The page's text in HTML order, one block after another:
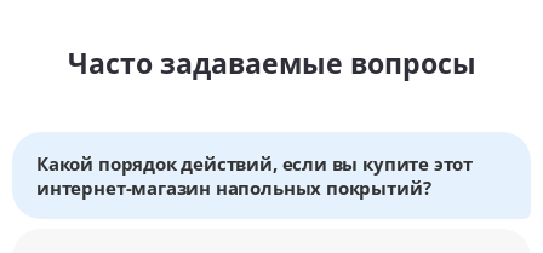
Часто задаваемые вопросы
Какой порядок действий, если вы купите этот
интернет-магазин напольных покрытий?